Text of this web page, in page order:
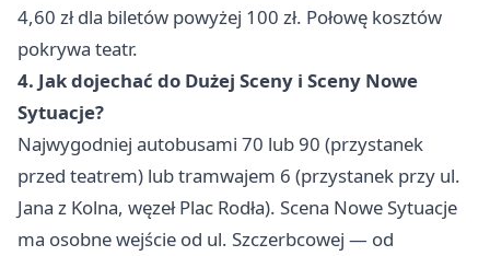
4,60 zł dla biletów powyżej 100 zł. Połowę kosztów
pokrywa teatr.
4. Jak dojechać do Dużej Sceny i Sceny Nowe
Sytuacje?
Najwygodniej autobusami 70 lub 90 (przystanek
przed teatrem) lub tramwajem 6 (przystanek przy ul.
Jana z Kolna, węzeł Plac Rodła). Scena Nowe Sytuacje
ma osobne wejście od ul. Szczerbcowej — od